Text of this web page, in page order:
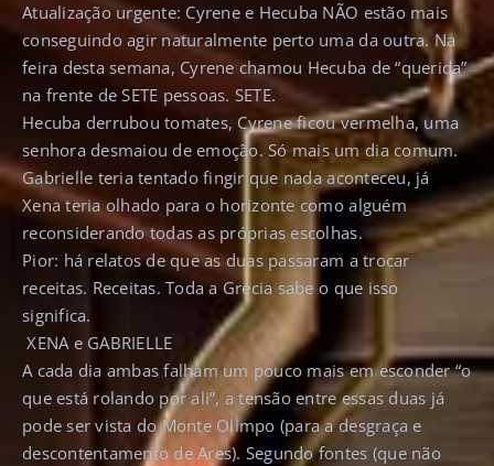
Atualização urgente: Cyrene e Hecuba NÃO estão mais
conseguindo agir naturalmente perto uma da outra. Na
feira desta semana, Cyrene chamou Hecuba de “querida”
na frente de SETE pessoas. SETE.
Hecuba derrubou tomates, Cyrene ficou vermelha, uma
senhora desmaiou de emoção. Só mais um dia comum.
Gabrielle teria tentado fingir que nada aconteceu, já
Xena teria olhado para o horizonte como alguém
reconsiderando todas as próprias escolhas.
Pior: há relatos de que as duas passaram a trocar
receitas. Receitas. Toda a Grécia sabe o que isso
significa.
XENA e GABRIELLE
A cada dia ambas falham um pouco mais em esconder “o
que está rolando por ali”, a tensão entre essas duas já
pode ser vista do Monte Olimpo (para a desgraça e
descontentamento de Ares). Segundo fontes (que não